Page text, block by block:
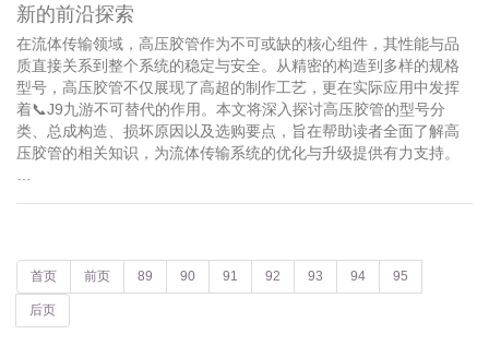
新的前沿探索
在流体传输领域，高压胶管作为不可或缺的核心组件，其性能与品
质直接关系到整个系统的稳定与安全。从精密的构造到多样的规格
型号，高压胶管不仅展现了高超的制作工艺，更在实际应用中发挥
着📞J9九游不可替代的作用。本文将深入探讨高压胶管的型号分
类、总成构造、损坏原因以及选购要点，旨在帮助读者全面了解高
压胶管的相关知识，为流体传输系统的优化与升级提供有力支持。
首页 前页 89 90 91 92 93 94 95
后页